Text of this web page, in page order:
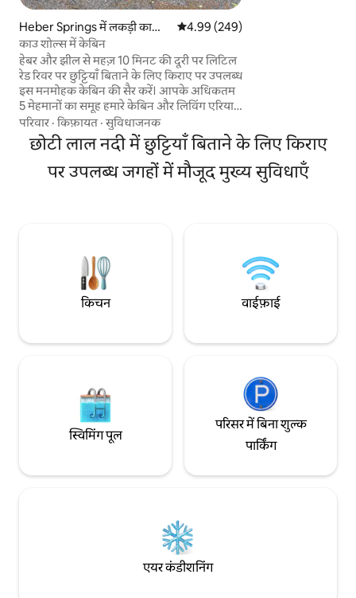
Heber Springs में लकड़ी का
केबिन
औसत रेटिंग 5 में से 4.99, 249 समीक्षाएँ
4.99 (249)
काउ शोल्स में केबिन
हेबर और झील से महज़ 10 मिनट की दूरी पर लिटिल
रेड रिवर पर छुट्टियाँ बिताने के लिए किराए पर उपलब्ध
इस मनमोहक केबिन की सैर करें। आपके अधिकतम
5 मेहमानों का समूह हमारे केबिन और लिविंग एरिया,
पूरी तरह से सुसज्जित किचन और डबल डेक को पसंद
करेगा। हमारा मछली पकड़ने का डेक आपका उपयोग
करने के लिए है। एक हल्की जैकेट लें क्योंकि यह शाम
को अच्छी तरह से काम कर सकती है। हम नदी के
सामने वाले केबिन के पीछे एक कवर किया गया
परिवार ·किफ़ायत ·सुविधाजनक
छोटी लाल नदी में छुट्टियाँ बिताने के लिए किराए
पर उपलब्ध जगहों में मौजूद मुख्य सुविधाएँ
किचन वाईफ़ाई
स्विमिंग पूल
परिसर में बिना शुल्क
पार्किंग
एयर कंडीशनिंग